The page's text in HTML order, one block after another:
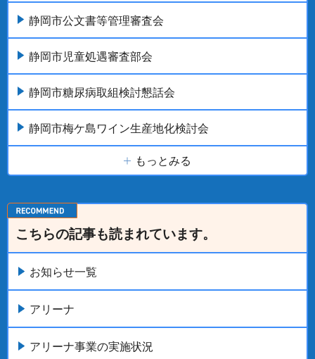
静岡市公文書等管理審査会
静岡市児童処遇審査部会
静岡市糖尿病取組検討懇話会
静岡市梅ケ島ワイン生産地化検討会
もっとみる
こちらの記事も読まれています。
お知らせ一覧
アリーナ
アリーナ事業の実施状況